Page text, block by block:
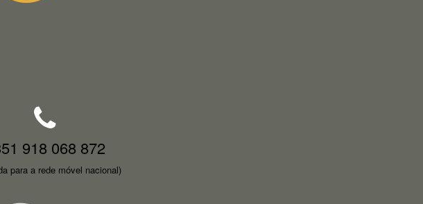
918 068 872
para a rede móvel nacional)